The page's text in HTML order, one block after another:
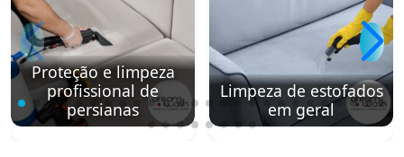
Proteção e limpeza
profissional de
persianas
Limpeza de estofados
em geral